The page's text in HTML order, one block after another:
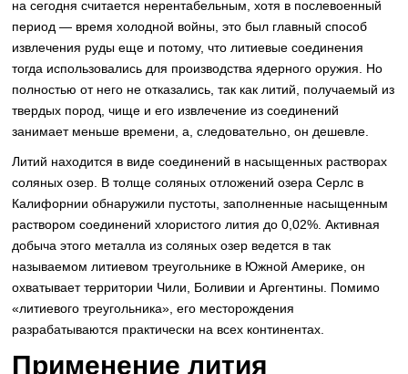
на сегодня считается нерентабельным, хотя в послевоенный
период — время холодной войны, это был главный способ
извлечения руды еще и потому, что литиевые соединения
тогда использовались для производства ядерного оружия. Но
полностью от него не отказались, так как литий, получаемый из
твердых пород, чище и его извлечение из соединений
занимает меньше времени, а, следовательно, он дешевле.
Литий находится в виде соединений в насыщенных растворах
соляных озер. В толще соляных отложений озера Серлс в
Калифорнии обнаружили пустоты, заполненные насыщенным
раствором соединений хлористого лития до 0,02%. Активная
добыча этого металла из соляных озер ведется в так
называемом литиевом треугольнике в Южной Америке, он
охватывает территории Чили, Боливии и Аргентины. Помимо
«литиевого треугольника», его месторождения
разрабатываются практически на всех континентах.
Применение лития